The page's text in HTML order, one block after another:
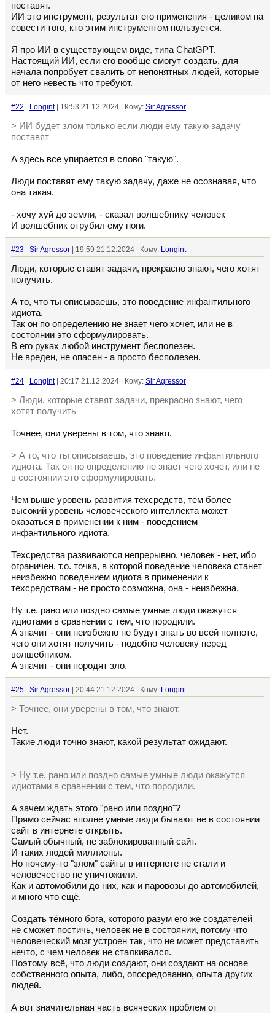
поставят.
ИИ это инструмент, результат его применения - целиком на
совести того, кто этим инструментом пользуется.
Я про ИИ в существующем виде, типа ChatGPT.
Настоящий ИИ, если его вообще смогут создать, для
начала попробует свалить от непонятных людей, которые
от него невесть что требуют.
#22 Longint| 19:53 21.12.2024 | Кому: Sir Agressor
> ИИ будет злом только если люди ему такую задачу
поставят
А здесь все упирается в слово "такую".
Люди поставят ему такую задачу, даже не осознавая, что
она такая.
- хочу хуй до земли, - сказал волшебнику человек
И волшебник отрубил ему ноги.
#23 Sir Agressor | 19:59 21.12.2024 | Кому: Longint
Люди, которые ставят задачи, прекрасно знают, чего хотят
получить.
А то, что ты описываешь, это поведение инфантильного
идиота.
Так он по определению не знает чего хочет, или не в
состоянии это сформулировать.
В его руках любой инструмент бесполезен.
Не вреден, не опасен - а просто бесполезен.
#24 Longint| 20:17 21.12.2024 | Кому: Sir Agressor
> Люди, которые ставят задачи, прекрасно знают, чего
хотят получить
Точнее, они уверены в том, что знают.
> А то, что ты описываешь, это поведение инфантильного
идиота. Так он по определению не знает чего хочет, или не
в состоянии это сформулировать.
Чем выше уровень развития техсредств, тем более
высокий уровень человеческого интеллекта может
оказаться в применении к ним - поведением
инфантильного идиота.
Техсредства развиваются непрерывно, человек - нет, ибо
ограничен, т.о. точка, в которой поведение человека станет
неизбежно поведением идиота в применении к
техсредствам - не просто созможна, она - неизбежна.
Ну т.е. рано или поздно самые умные люди окажутся
идиотами в сравнении с тем, что породили.
А значит - они неизбежно не будут знать во всей полноте,
чего они хотят получить - подобно человеку перед
волшебником.
А значит - они породят зло.
#25 Sir Agressor | 20:44 21.12.2024 | Кому: Longint
> Точнее, они уверены в том, что знают.
Нет.
Такие люди точно знают, какой результат ожидают.
> Ну т.е. рано или поздно самые умные люди окажутся
идиотами в сравнении с тем, что породили.
А зачем ждать этого "рано или поздно"?
Прямо сейчас вполне умные люди бывают не в состоянии
сайт в интернете открыть.
Самый обычный, не заблокированный сайт.
И таких людей миллионы.
Но почему-то "злом" сайты в интернете не стали и
человечество не уничтожили.
Как и автомобили до них, как и паровозы до автомобилей,
и много что ещё.
Создать тёмного бога, которого разум его же создателей
не сможет постичь, человек не в состоянии, потому что
человеческий мозг устроен так, что не может представить
нечто, с чем человек не сталкивался.
Поэтому всё, что люди создают, они создают на основе
собственного опыта, либо, опосредованно, опыта других
людей.
А вот значительная часть всяческих проблем от